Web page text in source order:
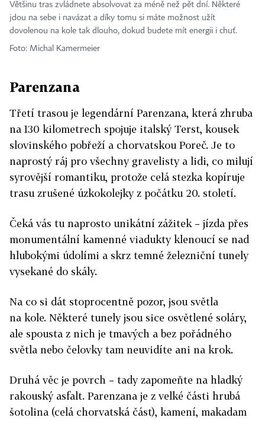
Většinu tras zvládnete absolvovat za méně než pět dní. Některé
jdou na sebe i navázat a díky tomu si máte možnost užít
dovolenou na kole tak dlouho, dokud budete mít energii i chuť.
Foto: Michal Kamermeier
Parenzana
Třetí trasou je legendární Parenzana, která zhruba
na 130 kilometrech spojuje italský Terst, kousek
slovinského pobřeží a chorvatskou Poreč. Je to
naprostý ráj pro všechny gravelisty a lidi, co milují
syrovější romantiku, protože celá stezka kopíruje
trasu zrušené úzkokolejky z počátku 20. století.
Čeká vás tu naprosto unikátní zážitek – jízda přes
monumentální kamenné viadukty klenoucí se nad
hlubokými údolími a skrz temné železniční tunely
vysekané do skály.
​Na co si dát stoprocentně pozor, jsou světla
na kole. Některé tunely jsou sice osvětlené soláry,
ale spousta z nich je tmavých a bez pořádného
světla nebo čelovky tam neuvidíte ani na krok.
Druhá věc je povrch – tady zapomeňte na hladký
rakouský asfalt. Parenzana je z velké části hrubá
šotolina (celá chorvatská část), kamení, makadam